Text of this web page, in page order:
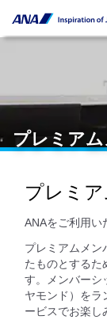
プレミア
プレミ
ANAをご利用い
プレミアムメン
たものとするた
す。メンバーシ
ヤモンド）をラ
ービスでお楽し